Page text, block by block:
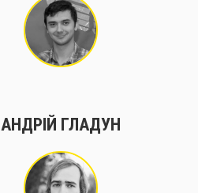
АНДРІЙ ГЛАДУН